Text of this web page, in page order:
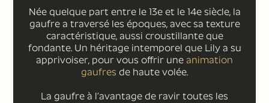
Née quelque part entre le 13eet le 14esiècle, la
gaufre a traversé les époques, avec sa texture
caractéristique, aussi croustillante que
fondante. Un héritage intemporel que Lily a su
apprivoiser, pour vous offrir une animation
gaufres de haute volée.
La gaufre à l’avantage de ravir toutes les